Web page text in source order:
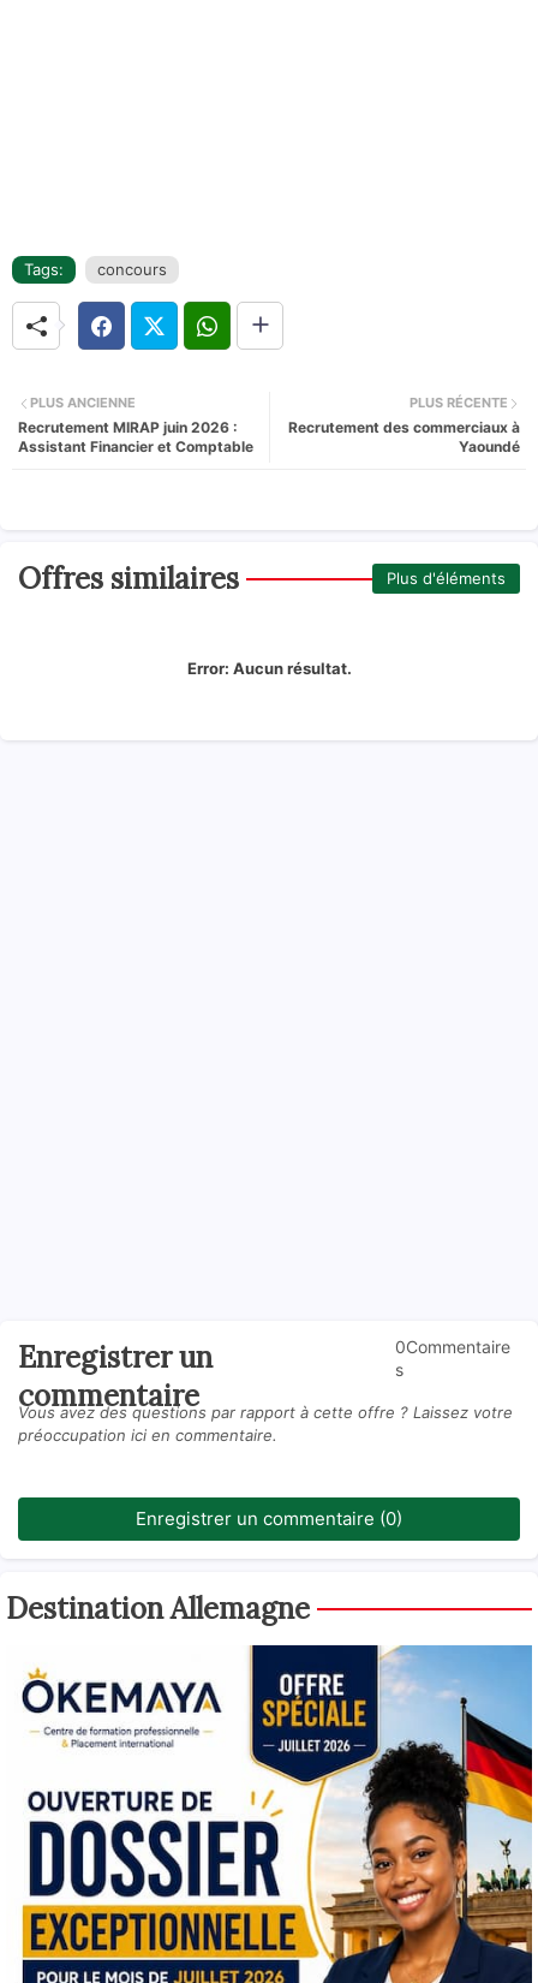
Tags: concours
PLUS RÉCENTE
Recrutement des commerciaux à
Yaoundé
PLUS ANCIENNE
Recrutement MIRAP juin 2026 :
Assistant Financier et Comptable
Offres similaires Plus d'éléments
Error: Aucun résultat.
Enregistrer un
commentaire
0Commentaire
s
Vous avez des questions par rapport à cette offre ? Laissez votre
préoccupation ici en commentaire.
Enregistrer un commentaire (0)
Destination Allemagne